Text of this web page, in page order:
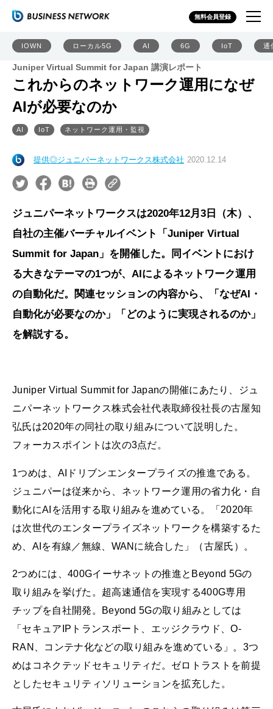
無料会員登録
IOWN ローカル5G AI 6G IoT 通
Juniper Virtual Summit for Japan 講演レポート
これからのネットワーク運用になぜ
AIが必要なのか
AI IoT ネットワーク運用・監視
提供◎ジュニパーネットワークス株式会社 2020.12.14
ジュニパーネットワークスは2020年12月3日（木）、
自社の主催バーチャルイベント「Juniper Virtual
Summit for Japan」を開催した。同イベントにおけ
る大きなテーマの1つが、AIによるネットワーク運用
の自動化だ。関連セッションの内容から、「なぜAI・
自動化が必要なのか」「どのように実現されるのか」
を解説する。
Juniper Virtual Summit for Japanの開催にあたり、ジュ
ニパーネットワークス株式会社代表取締役社長の古屋知
弘氏は2020年の同社の取り組みについて説明した。
フォーカスポイントは次の3点だ。
1つめは、AIドリブンエンタープライズの推進である。
ジュニパーは従来から、ネットワーク運用の省力化・自
動化にAIを活用する取り組みを進めている。「2020年
は次世代のエンタープライズネットワークを構築するた
め、AIを有線／無線、WANに統合した」（古屋氏）。
2つめには、400Gイーサネットの推進とBeyond 5Gの
取り組みを挙げた。超高速通信を実現する400G専用
チップを自社開発。Beyond 5Gの取り組みとしては
「セキュアIPトランスポート、エッジクラウド、O-
RAN、コンテナ化などの取り組みを進めている」。3つ
めはコネクテッドセキュリティだ。ゼロトラストを前提
としたセキュリティソリューションを拡充した。